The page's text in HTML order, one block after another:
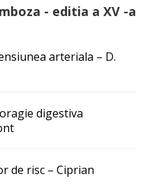
- editia a XV -a
arteriala – D.
digestiva
de risc – Ciprian